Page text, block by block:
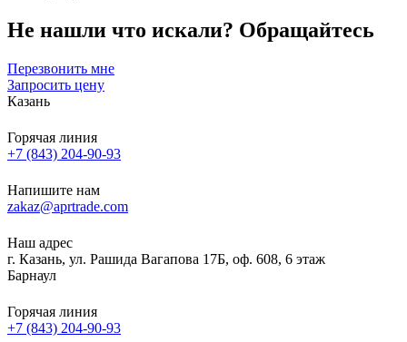
Не нашли что искали? Обращайтесь
Перезвонить мне
Запросить цену
Казань
Горячая линия
+7 (843) 204-90-93
Напишите нам
zakaz@aprtrade.com
Наш адрес
г. Казань, ул. Рашида Вагапова 17Б, оф. 608, 6 этаж
Барнаул
Горячая линия
+7 (843) 204-90-93